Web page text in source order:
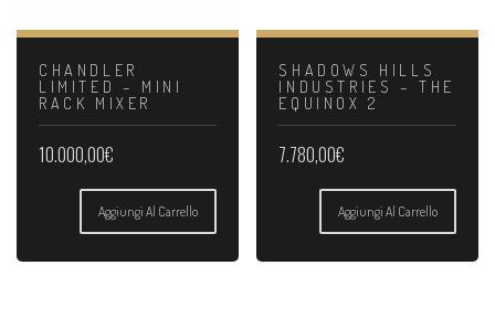
CHANDLER
LIMITED – MINI
RACK MIXER
10.000,00€
Aggiungi Al Carrello
SHADOWS HILLS
INDUSTRIES – THE
EQUINOX 2
7.780,00€
Aggiungi Al Carrello